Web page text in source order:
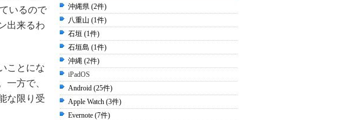
いるので
出来るわ
ことにな
一方で、
な限り受
沖縄県 (2件)
八重山 (1件)
石垣 (1件)
石垣島 (1件)
沖縄 (2件)
iPadOS
Android (25件)
Apple Watch (3件)
Evernote (7件)